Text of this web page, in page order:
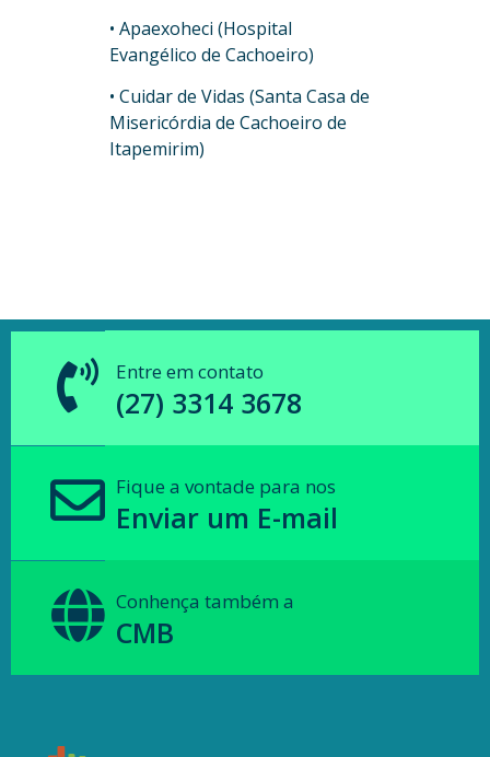
• Apaexoheci (Hospital
Evangélico de Cachoeiro)
• Cuidar de Vidas (Santa Casa de
Misericórdia de Cachoeiro de
Itapemirim)
Entre em contato
(27) 3314 3678
Fique a vontade para nos
Enviar um E-mail
Conhença também a
CMB